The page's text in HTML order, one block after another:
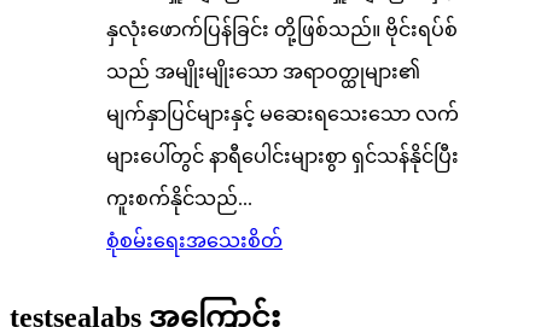
နှလုံးဖောက်ပြန်ခြင်း တို့ဖြစ်သည်။ ဗိုင်းရပ်စ်
သည် အမျိုးမျိုးသော အရာဝတ္ထုများ၏
မျက်နှာပြင်များနှင့် မဆေးရသေးသော လက်
များပေါ်တွင် နာရီပေါင်းများစွာ ရှင်သန်နိုင်ပြီး
ကူးစက်နိုင်သည်...
စုံစမ်းရေးအသေးစိတ်
testsealabs အကြောင်း